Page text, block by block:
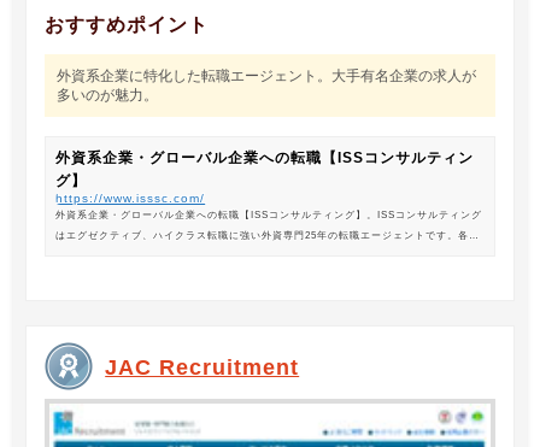
おすすめポイント
外資系企業に特化した転職エージェント。大手有名企業の求人が
多いのが魅力。
外資系企業・グローバル企業への転職【ISSコンサルティン
グ】
https://www.isssc.com/
外資系企業・グローバル企業への転職【ISSコンサルティング】。ISSコンサルティング
はエグゼクティブ、ハイクラス転職に強い外資専門25年の転職エージェントです。各業
JAC Recruitment